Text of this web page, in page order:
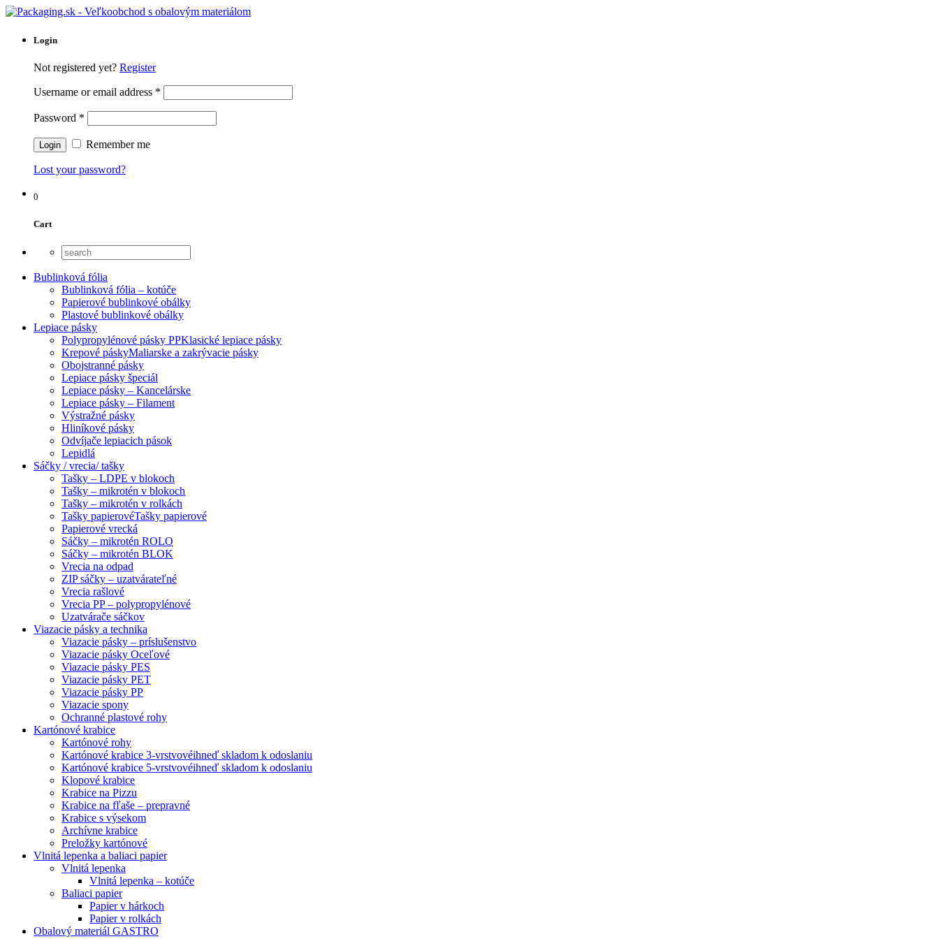
Login
Not registered yet? Register
Username or email address *
Password *
Remember me
Lost your password?
0
Cart
Bublinková fólia
Bublinková fólia – kotúče
Papierové bublinkové obálky
Plastové bublinkové obálky
Lepiace pásky
Polypropylénové pásky PPKlasické lepiace pásky
Krepové páskyMaliarske a zakrývacie pásky
Obojstranné pásky
Lepiace pásky špeciál
Lepiace pásky – Kancelárske
Lepiace pásky – Filament
Výstražné pásky
Hliníkové pásky
Odvíjače lepiacich pások
Lepidlá
Sáčky / vrecia/ tašky
Tašky – LDPE v blokoch
Tašky – mikrotén v blokoch
Tašky – mikrotén v rolkách
Tašky papierovéTašky papierové
Papierové vrecká
Sáčky – mikrotén ROLO
Sáčky – mikrotén BLOK
Vrecia na odpad
ZIP sáčky – uzatvárateľné
Vrecia rašlové
Vrecia PP – polypropylénové
Uzatvárače sáčkov
Viazacie pásky a technika
Viazacie pásky – príslušenstvo
Viazacie pásky Oceľové
Viazacie pásky PES
Viazacie pásky PET
Viazacie pásky PP
Viazacie spony
Ochranné plastové rohy
Kartónové krabice
Kartónové rohy
Kartónové krabice 3-vrstvovéihneď skladom k odoslaniu
Kartónové krabice 5-vrstvovéihneď skladom k odoslaniu
Klopové krabice
Krabice na Pizzu
Krabice na fľaše – prepravné
Krabice s výsekom
Archívne krabice
Preložky kartónové
Vlnitá lepenka a baliaci papier
Vlnitá lepenka
Vlnitá lepenka – kotúče
Baliaci papier
Papier v hárkoch
Papier v rolkách
Obalový materiál GASTRO